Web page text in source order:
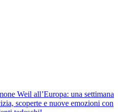
Weil all’Europa: una settimana
scoperte e nuove emozioni con